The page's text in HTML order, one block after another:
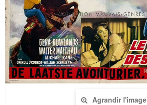
Agrandir l'image